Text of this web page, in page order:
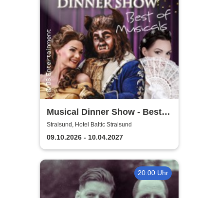
Musical Dinner Show - Best
of Musicals
Stralsund, Hotel Baltic Stralsund
09.10.2026 - 10.04.2027
20:00 Uhr